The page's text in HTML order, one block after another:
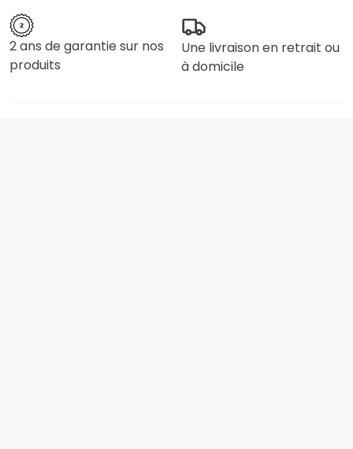
2 ans de garantie sur nos
produits
Une livraison en retrait ou
à domicile